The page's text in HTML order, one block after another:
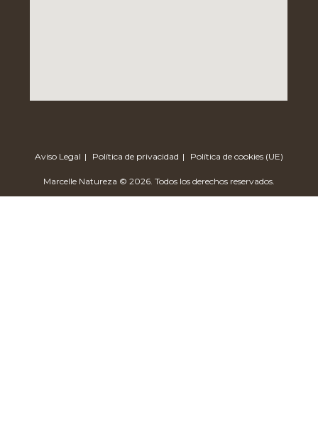
Aviso Legal Política de privacidad Política de cookies (UE)
Marcelle Natureza © 2026. Todos los derechos reservados.